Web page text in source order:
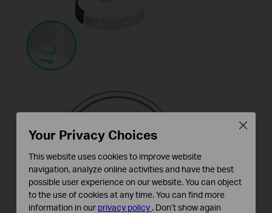
Your Privacy Choices
This website uses cookies to improve website
navigation, analyze online activities and have the best
possible user experience on our website. You can object
to the use of cookies at any time. You can find more
information in our privacy policy . Don’t show again
Close